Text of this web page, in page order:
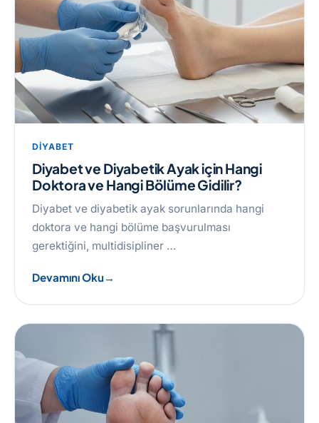
DIYABET
Diyabet ve Diyabetik Ayak için Hangi
Doktora ve Hangi Bölüme Gidilir?
Diyabet ve diyabetik ayak sorunlarında hangi
doktora ve hangi bölüme başvurulması
gerektiğini, multidisipliner …
Devamını Oku